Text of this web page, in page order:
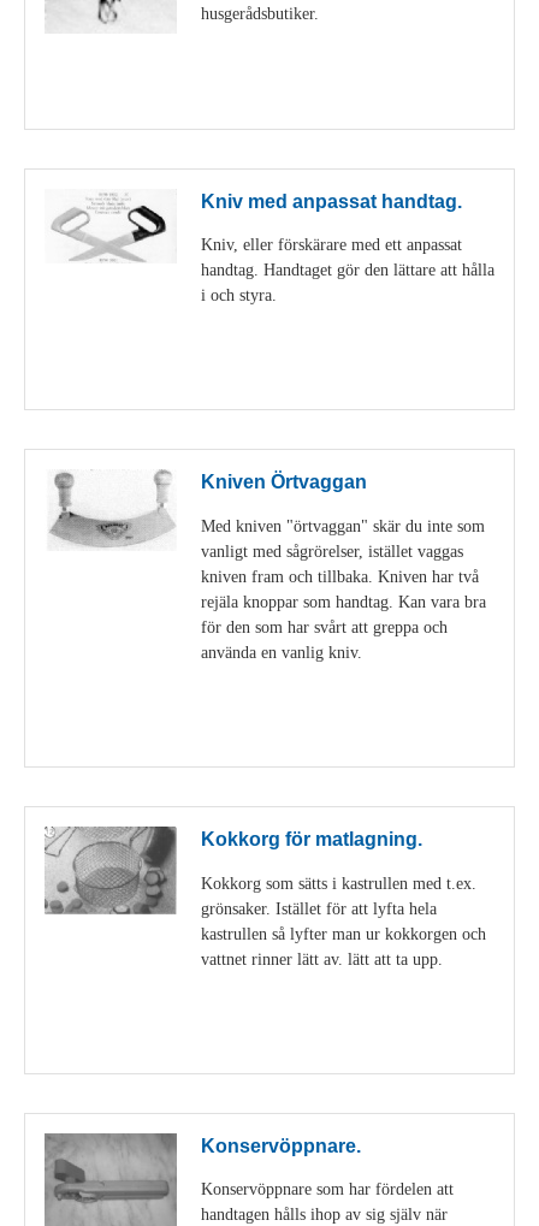
husgerådsbutiker.
Kniv med anpassat handtag.
Kniv, eller förskärare med ett anpassat
handtag. Handtaget gör den lättare att hålla
i och styra.
Kniven Örtvaggan
Med kniven "örtvaggan" skär du inte som
vanligt med sågrörelser, istället vaggas
kniven fram och tillbaka. Kniven har två
rejäla knoppar som handtag. Kan vara bra
för den som har svårt att greppa och
använda en vanlig kniv.
Kokkorg för matlagning.
Kokkorg som sätts i kastrullen med t.ex.
grönsaker. Istället för att lyfta hela
kastrullen så lyfter man ur kokkorgen och
vattnet rinner lätt av. lätt att ta upp.
Konservöppnare.
Konservöppnare som har fördelen att
handtagen hålls ihop av sig själv när